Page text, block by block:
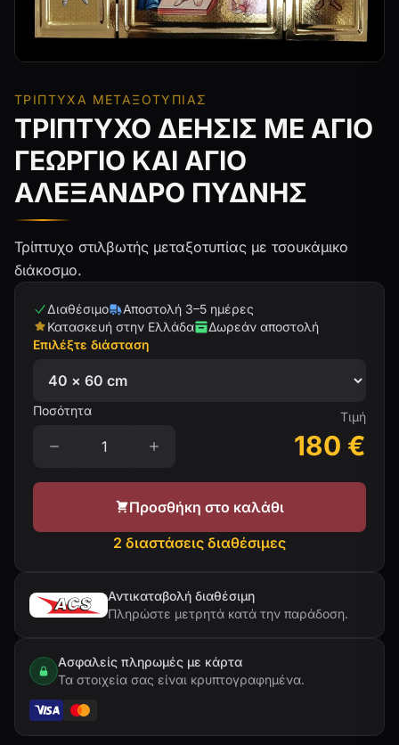
ΤΡΊΠΤΥΧΑ ΜΕΤΑΞΟΤΥΠΊΑΣ
ΤΡΙΠΤΥΧΟ ΔΕΗΣΙΣ ΜΕ ΑΓΙΟ
ΓΕΩΡΓΙΟ ΚΑΙ ΑΓΙΟ
ΑΛΕΞΑΝΔΡΟ ΠΥΔΝΗΣ
Τρίπτυχο στιλβωτής μεταξοτυπίας με τσουκάμικο
διάκοσμο.
Διαθέσιμο
Αποστολή 3–5 ημέρες
Κατασκευή στην Ελλάδα
Δωρεάν αποστολή
Επιλέξτε διάσταση
Ποσότητα Τιμή
180 €
Προσθήκη στο καλάθι
2 διαστάσεις διαθέσιμες
Αντικαταβολή διαθέσιμη
Πληρώστε μετρητά κατά την παράδοση.
Ασφαλείς πληρωμές με κάρτα
Τα στοιχεία σας είναι κρυπτογραφημένα.